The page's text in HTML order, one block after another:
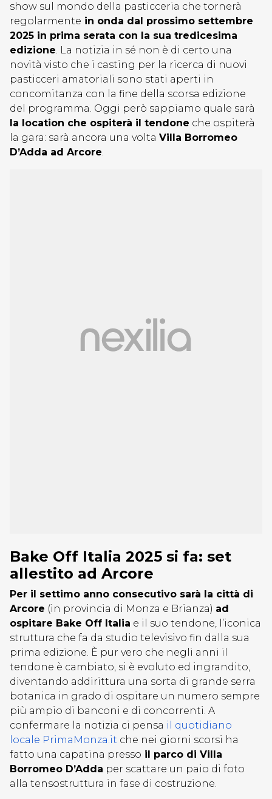
show sul mondo della pasticceria che tornerà
regolarmente in onda dal prossimo settembre
2025 in prima serata con la sua tredicesima
edizione. La notizia in sé non è di certo una
novità visto che i casting per la ricerca di nuovi
pasticceri amatoriali sono stati aperti in
concomitanza con la fine della scorsa edizione
del programma. Oggi però sappiamo quale sarà
la location che ospiterà il tendone che ospiterà
la gara: sarà ancora una volta Villa Borromeo
D’Adda ad Arcore.
Bake Off Italia 2025 si fa: set
allestito ad Arcore
Per il settimo anno consecutivo sarà la città di
Arcore (in provincia di Monza e Brianza) ad
ospitare Bake Off Italia e il suo tendone, l’iconica
struttura che fa da studio televisivo fin dalla sua
prima edizione. È pur vero che negli anni il
tendone è cambiato, si è evoluto ed ingrandito,
diventando addirittura una sorta di grande serra
botanica in grado di ospitare un numero sempre
più ampio di banconi e di concorrenti. A
confermare la notizia ci pensa il quotidiano
locale PrimaMonza.it che nei giorni scorsi ha
fatto una capatina presso il parco di Villa
Borromeo D’Adda per scattare un paio di foto
alla tensostruttura in fase di costruzione.